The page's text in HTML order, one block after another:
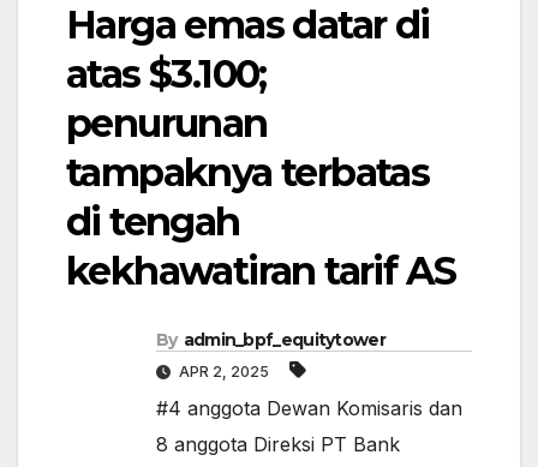
Harga emas datar di
atas $3.100;
penurunan
tampaknya terbatas
di tengah
kekhawatiran tarif AS
By admin_bpf_equitytower
APR 2, 2025
#4 anggota Dewan Komisaris dan
8 anggota Direksi PT Bank